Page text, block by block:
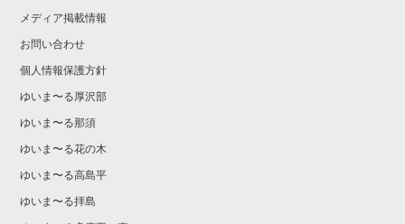
メディア掲載情報
お問い合わせ
個人情報保護方針
ゆいま〜る厚沢部
ゆいま〜る那須
ゆいま〜る花の木
ゆいま〜る高島平
ゆいま〜る拝島